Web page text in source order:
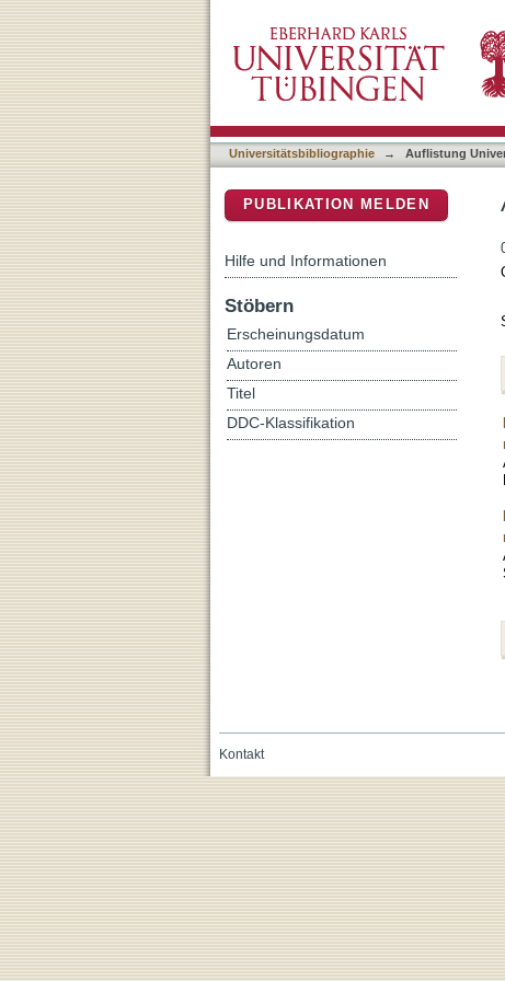
Universitätsbibliographie → Auflistung
PUBLIKATION MELDEN
Hilfe und Informationen
Stöbern
Erscheinungsdatum
Autoren
Titel
DDC-Klassifikation
Kontakt